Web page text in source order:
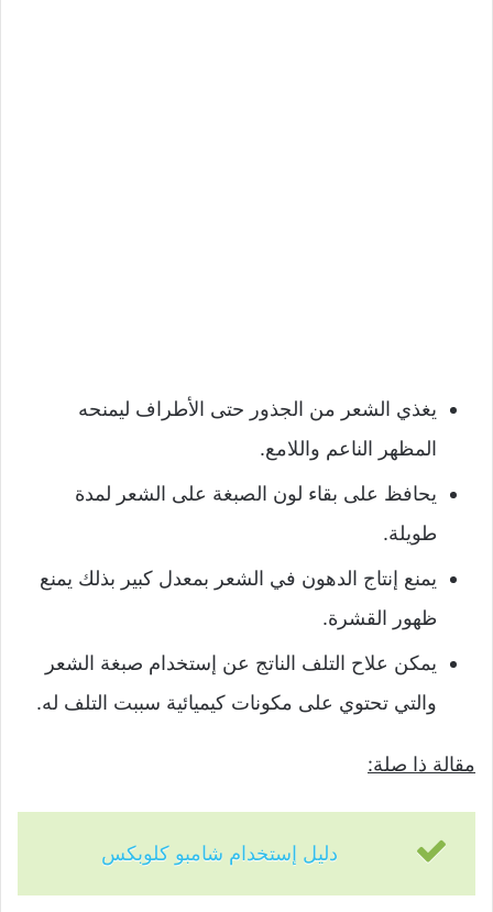
يغذي الشعر من الجذور حتى الأطراف ليمنحه
المظهر الناعم واللامع.
يحافظ على بقاء لون الصبغة على الشعر لمدة
طويلة.
يمنع إنتاج الدهون في الشعر بمعدل كبير بذلك يمنع
ظهور القشرة.
يمكن علاح التلف الناتج عن إستخدام صبغة الشعر
والتي تحتوي على مكونات كيميائية سببت التلف له.
مقالة ذا صلة:
دليل إستخدام شامبو كلوبكس